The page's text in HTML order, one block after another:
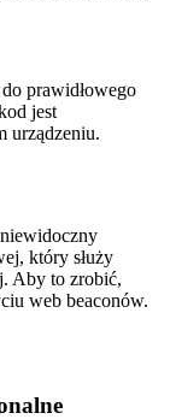
prawidłowego
jest
urządzeniu.
który służy
Aby to zrobić,
web beaconów.